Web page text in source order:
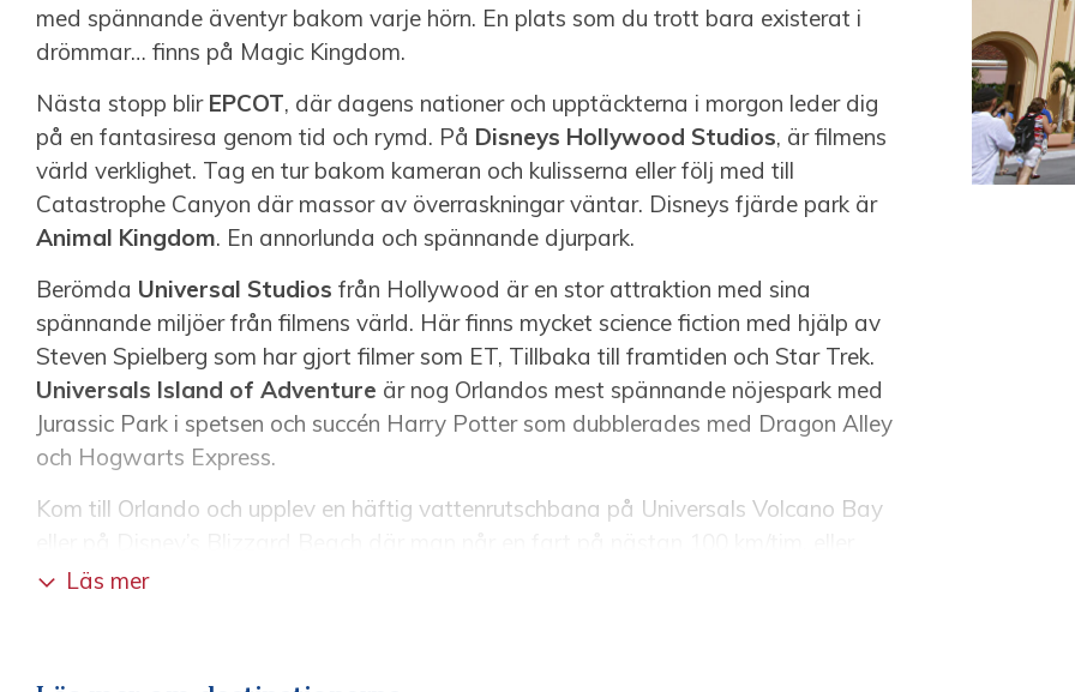
med spännande äventyr bakom varje hörn. En plats som du trott bara existerat i
drömmar… finns på Magic Kingdom.
Nästa stopp blir EPCOT, där dagens nationer och upptäckterna i morgon leder dig
på en fantasiresa genom tid och rymd. På Disneys Hollywood Studios, är filmens
värld verklighet. Tag en tur bakom kameran och kulisserna eller följ med till
Catastrophe Canyon där massor av överraskningar väntar. Disneys fjärde park är
Animal Kingdom. En annorlunda och spännande djurpark.
Berömda Universal Studios från Hollywood är en stor attraktion med sina
spännande miljöer från filmens värld. Här finns mycket science fiction med hjälp av
Steven Spielberg som har gjort filmer som ET, Tillbaka till framtiden och Star Trek.
Universals Island of Adventure är nog Orlandos mest spännande nöjespark med
Jurassic Park i spetsen och succén Harry Potter som dubblerades med Dragon Alley
och Hogwarts Express.
Kom till Orlando och upplev en häftig vattenrutschbana på Universals Volcano Bay
Sea Worlds nya Aquatica.
Läs mer